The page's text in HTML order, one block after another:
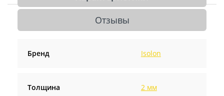
Отзывы
Бренд Isolon
Толщина 2 мм